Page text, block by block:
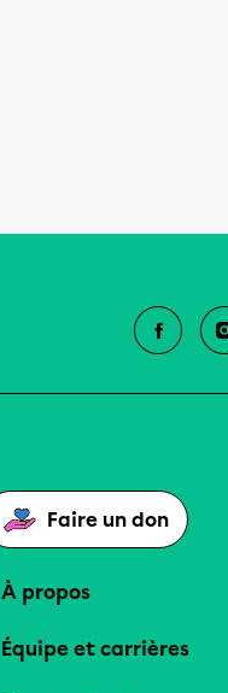
Faire un don
À propos
Équipe et carrières